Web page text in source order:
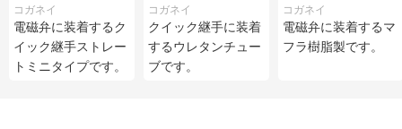
トレート
コガネイ
電磁弁に装着するク
イック継手ストレー
トミニタイプです。
コガネイ
クイック継手に装着
するウレタンチュー
ブです。
コガネイ
電磁弁に装着するマ
フラ樹脂製です。